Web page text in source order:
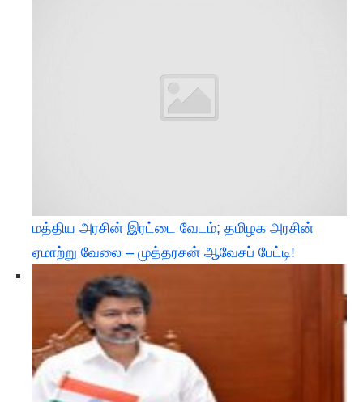
மத்திய அரசின் இரட்டை வேடம்; தமிழக அரசின்
ஏமாற்று வேலை – முத்தரசன் ஆவேசப் பேட்டி!